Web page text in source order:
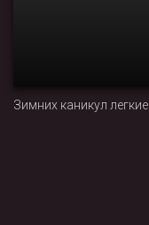
Зимних каникул легкие